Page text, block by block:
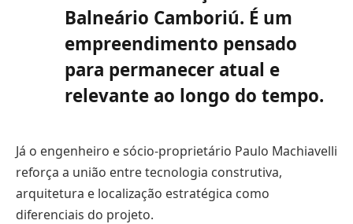
Balneário Camboriú. É um
empreendimento pensado
para permanecer atual e
relevante ao longo do tempo.
Já o engenheiro e sócio-proprietário Paulo Machiavelli
reforça a união entre tecnologia construtiva,
arquitetura e localização estratégica como
diferenciais do projeto.